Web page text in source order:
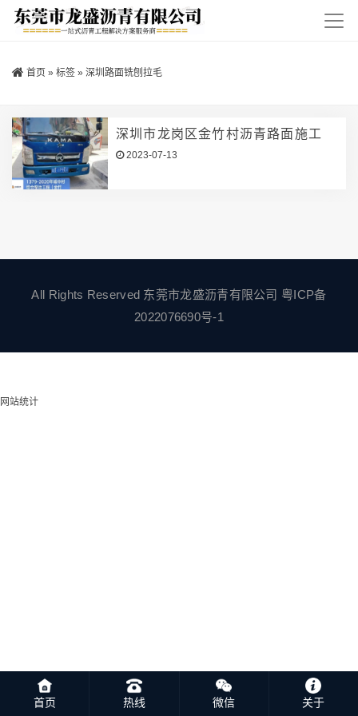
首页 » 标签 » 深圳路面铣刨拉毛
深圳市龙岗区金竹村沥青路面施工
2023-07-13
All Rights Reserved 东莞市龙盛沥青有限公司 粤ICP备
2022076690号-1
首页 热线 微信 关于
网站统计